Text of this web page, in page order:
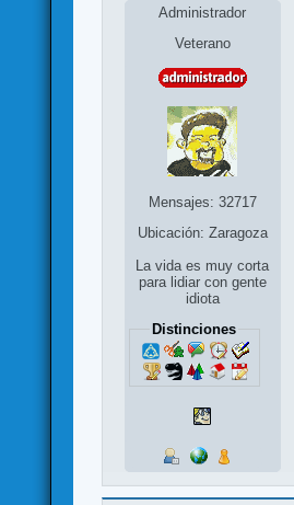
Administrador
Veterano
Mensajes: 32717
Ubicación: Zaragoza
La vida es muy corta
para lidiar con gente
idiota
Distinciones